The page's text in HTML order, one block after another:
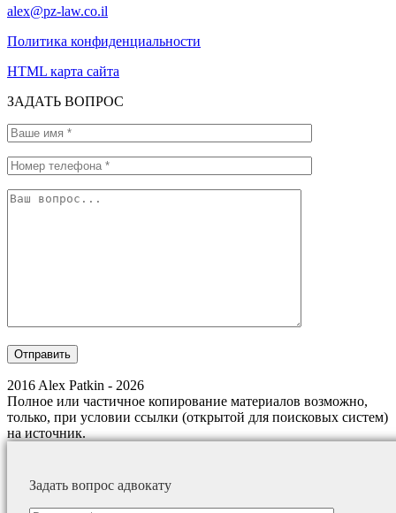
alex@pz-law.co.il
Политика конфиденциальности
HTML карта сайта
ЗАДАТЬ ВОПРОС
2016 Alex Patkin - 2026
Полное или частичное копирование материалов возможно,
только, при условии ссылки (открытой для поисковых систем)
на источник.
Задать вопрос адвокату